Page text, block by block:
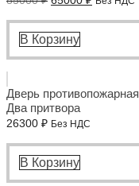
составляла
85000 ₽.
65000 ₽.
В Корзину
Дверь
Два притвора
26300 ₽ Без НДС
В Корзину